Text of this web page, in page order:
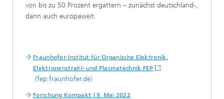
von bis zu 50 Prozent ergattern – zunächst deutschland-,
dann auch europaweit.
Fraunhofer-Institut für Organische Elektronik,
Elektronenstrahl- und Plasmatechnik FEP
(fep.fraunhofer.de)
Forschung Kompakt 19. Mai 2022